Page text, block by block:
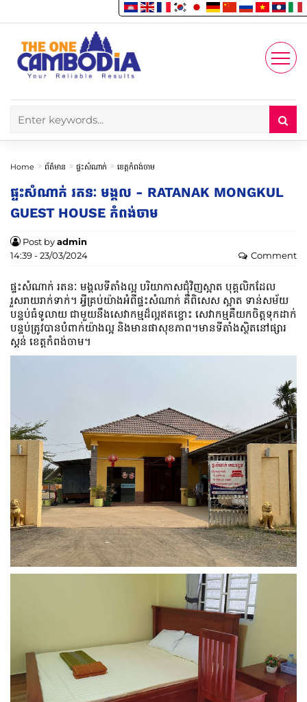
Account
Enjoy
Home ព័ត៌មាន ផ្ទះសំណាក់ ខេត្តកំពង់ចាម
ផ្ទះ​សំណាក់​ រតនៈ​ មង្គល​ -​ RATANAK MONGKUL
GUEST HOUSE កំពង់ចាម
Post byadmin
14:39 - 23/03/2024
Comment
ផ្ទះ​សំណាក់​ រតនៈ​ មង្គលទីតាំងល្អ បរិយាកាសជុំវិញស្អាត បុគ្គលិកដែល
រួសរាយរាក់ទាក់។ អ្វីគ្រប់យ៉ាងអំពីផ្ទះ​សំណាក់​ គឺពិសេស ស្អាត ទាន់សម័យ
បន្ទប់ធំទូលាយ ជាមួយនឹងសេវាកម្មដ៏ល្អឥតខ្ចោះ ​សេវាកម្ម​គឺ​យក​ចិត្ត​ទុក​ដាក់
បន្ទប់ត្រូវបានបំពាក់យ៉ាងល្អ និងមានផាសុខភាព។មានទីតាំងស្ថិតនៅផ្សារ
ស្គន់ ខេត្តកំពង់ចាម។